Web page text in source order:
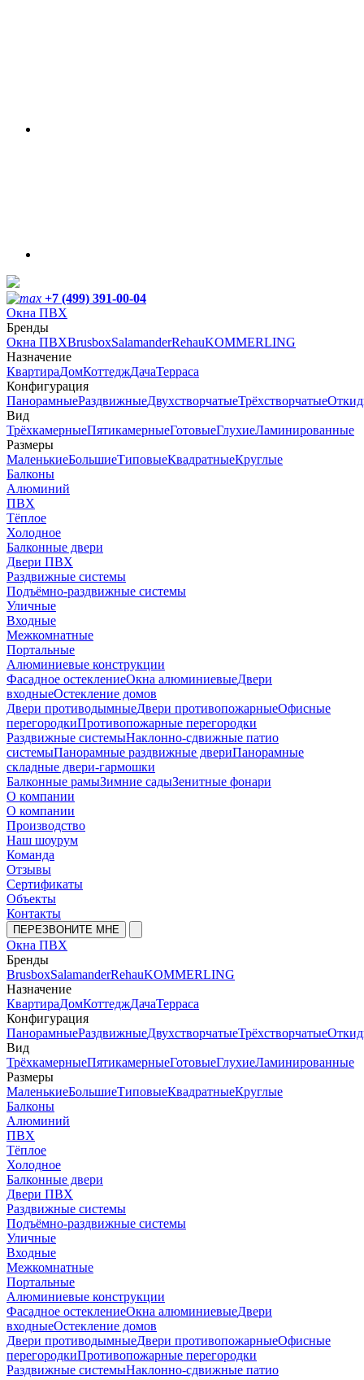
+7 (499) 391-00-04
Окна ПВХ
Бренды
Окна ПВХBrusboxSalamanderRehauKOMMERLING
Назначение
КвартираДомКоттеджДачаТерраса
Конфигурация
ПанорамныеРаздвижныеДвухстворчатыеТрёхстворчатые
Вид
ТрёхкамерныеПятикамерныеГотовыеГлухиеЛаминированные
Размеры
МаленькиеБольшиеТиповыеКвадратныеКруглые
Балконы
Алюминий
ПВХ
Тёплое
Холодное
Балконные двери
Двери ПВХ
Раздвижные системы
Подъёмно-раздвижные системы
Уличные
Входные
Межкомнатные
Портальные
Алюминиевые конструкции
Фасадное остеклениеОкна алюминиевыеДвери
входныеОстекление домов
Двери противодымныеДвери противопожарныеОфисные
перегородкиПротивопожарные перегородки
Раздвижные системыНаклонно-сдвижные патио
системыПанорамные раздвижные двериПанорамные
складные двери-гармошки
Балконные рамыЗимние садыЗенитные фонари
О компании
О компании
Производство
Наш шоурум
Команда
Отзывы
Сертификаты
Объекты
Контакты
ПЕРЕЗВОНИТЕ МНЕ
Окна ПВХ
Бренды
BrusboxSalamanderRehauKOMMERLING
Назначение
КвартираДомКоттеджДачаТерраса
Конфигурация
ПанорамныеРаздвижныеДвухстворчатыеТрёхстворчатые
Вид
ТрёхкамерныеПятикамерныеГотовыеГлухиеЛаминированные
Размеры
МаленькиеБольшиеТиповыеКвадратныеКруглые
Балконы
Алюминий
ПВХ
Тёплое
Холодное
Балконные двери
Двери ПВХ
Раздвижные системы
Подъёмно-раздвижные системы
Уличные
Входные
Межкомнатные
Портальные
Алюминиевые конструкции
Фасадное остеклениеОкна алюминиевыеДвери
входныеОстекление домов
Двери противодымныеДвери противопожарныеОфисные
перегородкиПротивопожарные перегородки
Раздвижные системыНаклонно-сдвижные патио